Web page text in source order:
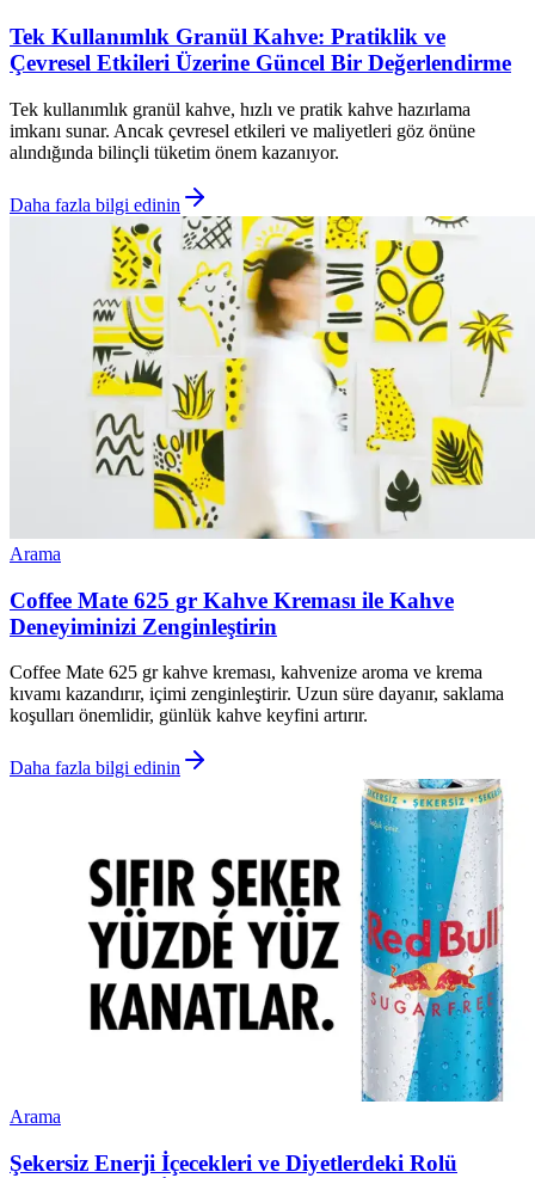
Tek Kullanımlık Granül Kahve: Pratiklik ve
Çevresel Etkileri Üzerine Güncel Bir Değerlendirme
Tek kullanımlık granül kahve, hızlı ve pratik kahve hazırlama
imkanı sunar. Ancak çevresel etkileri ve maliyetleri göz önüne
alındığında bilinçli tüketim önem kazanıyor.
Daha fazla bilgi edinin
Arama
Coffee Mate 625 gr Kahve Kreması ile Kahve
Deneyiminizi Zenginleştirin
Coffee Mate 625 gr kahve kreması, kahvenize aroma ve krema
kıvamı kazandırır, içimi zenginleştirir. Uzun süre dayanır, saklama
koşulları önemlidir, günlük kahve keyfini artırır.
Daha fazla bilgi edinin
Arama
Şekersiz Enerji İçecekleri ve Diyetlerdeki Rolü